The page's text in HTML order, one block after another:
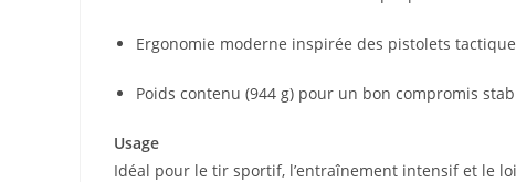
Ergonomie moderne inspirée des pistolets
Poids contenu (944 g) pour un bon compromis
Usage
Idéal pour le tir sportif, l’entraînement intensif et le